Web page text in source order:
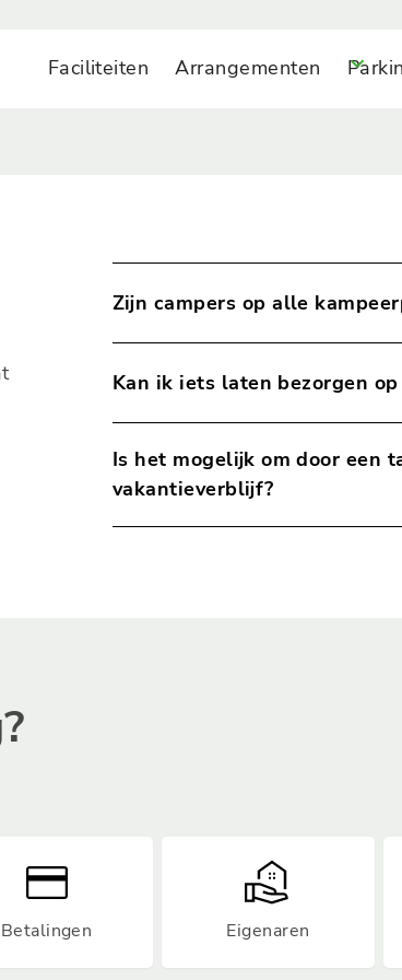
Faciliteiten Arrangementen
Zijn campers op alle
campers van harte welkom,
Kan ik iets laten bezorgen
dan af bij de slagboom. Pakketjes
afhalen) bij de receptie. Laat dit
Is het mogelijk om door een
vakantieverblijf?
Betalingen Eigenaren